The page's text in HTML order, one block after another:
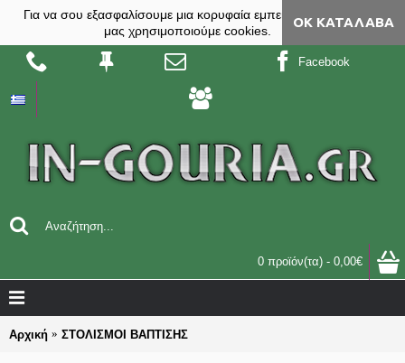
Για να σου εξασφαλίσουμε μια κορυφαία εμπειρία, στο site
μας χρησιμοποιούμε cookies.
ΟΚ ΚΑΤΆΛΑΒΑ
Facebook
0 προϊόν(τα) - 0,00€
Αρχική ΣΤΟΛΙΣΜΟΙ ΒΑΠΤΙΣΗΣ